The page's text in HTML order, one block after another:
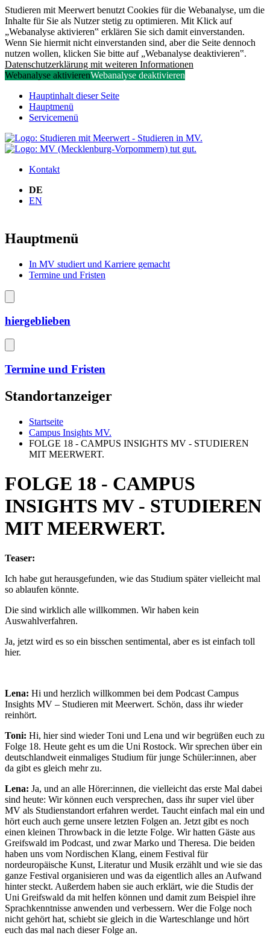
Studieren mit Meerwert benutzt Cookies für die Webanalyse, um die
Inhalte für Sie als Nutzer stetig zu optimieren. Mit Klick auf
„Webanalyse aktivieren‟ erklären Sie sich damit einverstanden.
Wenn Sie hiermit nicht einverstanden sind, aber die Seite dennoch
nutzen wollen, klicken Sie bitte auf „Webanalyse deaktivieren‟.
Datenschutzerklärung mit weiteren Informationen
Webanalyse aktivierenWebanalyse deaktivieren
Hauptinhalt dieser Seite
Hauptmenü
Servicemenü
Kontakt
DE
EN
Hauptmenü
In MV studiert und Karriere gemacht
Termine und Fristen
hiergeblieben
Termine und Fristen
Standortanzeiger
Startseite
Campus Insights MV.
FOLGE 18 - CAMPUS INSIGHTS MV - STUDIEREN
MIT MEERWERT.
FOLGE 18 - CAMPUS
INSIGHTS MV - STUDIEREN
MIT MEERWERT.
Teaser:
Ich habe gut herausgefunden, wie das Studium später vielleicht mal
so ablaufen könnte.
Die sind wirklich alle willkommen. Wir haben kein
Auswahlverfahren.
Ja, jetzt wird es so ein bisschen sentimental, aber es ist einfach toll
hier.
Lena: Hi und herzlich willkommen bei dem Podcast Campus
Insights MV – Studieren mit Meerwert. Schön, dass ihr wieder
reinhört.
Toni: Hi, hier sind wieder Toni und Lena und wir begrüßen euch zu
Folge 18. Heute geht es um die Uni Rostock. Wir sprechen über ein
deutschlandweit einmaliges Studium für junge Schüler:innen, aber
da gibt es gleich mehr zu.
Lena: Ja, und an alle Hörer:innen, die vielleicht das erste Mal dabei
sind heute: Wir können euch versprechen, dass ihr super viel über
MV als Studienstandort erfahren werdet. Taucht einfach mal ein und
hört euch auch gerne unsere letzten Folgen an. Jetzt gibt es noch
einen kleinen Throwback in die letzte Folge. Wir hatten Gäste aus
Greifswald im Podcast, und zwar Marko und Theresa. Die beiden
haben uns vom Nordischen Klang, einem Festival für
nordeuropäische Kunst, Literatur und Musik erzählt und wie sie das
ganze Festival organisieren und was da eigentlich alles an Aufwand
hinter steckt. Außerdem haben sie auch erklärt, wie die Studis der
Uni Greifswald da mit helfen können und damit zum Beispiel ihre
Sprachkenntnisse anwenden und verbessern. Wer die Folge noch
nicht gehört hat, schiebt sie gleich in die Warteschlange und hört
euch das mal nach dieser Folge an.